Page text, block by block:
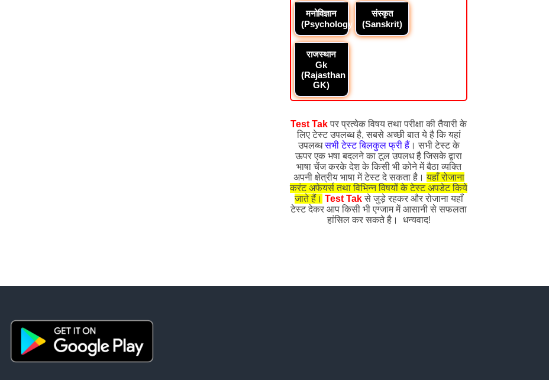
मनोविज्ञान
(Psychology)
संस्कृत
(Sanskrit)
राजस्थान
Gk
(Rajasthan
GK)
Test Takपर प्रत्येक विषय तथा परीक्षा की तैयारी के
लिए टेस्ट उपलब्ध है, सबसे अच्छी बात ये है कि यहां
उपलब्धसभी टेस्ट बिलकुल फ्री हैं। सभी टेस्ट के
ऊपर एक भषा बदलने का टूल उपलध है जिसके द्वारा
भाषा चेंज करके देश के किसी भी कोने में बैठा व्यक्ति
अपनी क्षेत्रीय भाषा में टेस्ट दे सकता है।यहाँ रोजाना
करंट अफेयर्स तथा विभिन्न विषयों के टेस्ट अपडेट किये
जाते हैं। Test Takसे जुड़े रहकर और रोजाना यहाँ
टेस्ट देकर आप किसी भी एग्जाम में आसानी से सफलता
हांसिल कर सकते है। धन्यवाद!